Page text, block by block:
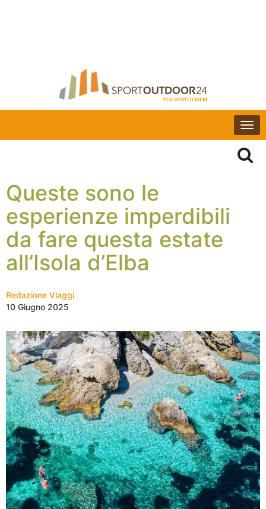
Queste sono le
esperienze imperdibili
da fare questa estate
all’Isola d’Elba
Redazione Viaggi
10 Giugno 2025